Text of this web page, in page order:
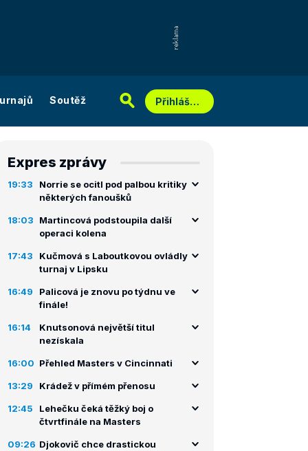
Soutěž Přihlášení
Expres zprávy
19:33
Norrie se ocitl pod palbou kritiky
některých fanoušků
18:03
Martincová podstoupila další
operaci kolena
17:43
Kučmová s Laboutkovou ovládly
turnaj v Lipsku
16:49
Palicová je znovu po týdnu ve
finále!
16:14
Knutsonová největší titul
nezískala
16:00 Přehled Masters v Cincinnati
13:29 Krádež v přímém přenosu
12:45
Lehečku čeká těžký boj o
čtvrtfinále na Masters
09:26 Djokovič chce drastickou